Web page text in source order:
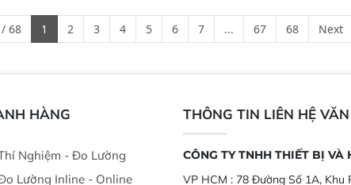
xưởng sản
đồng
nghiêm ngặt.  Cam kết: Mang lại
khả năng theo dõi thông số theo
đa thành phần
đơn giản, mọi
68 1 2 3 4 5 6 7 ... 67 68 Next
HÀNG
Nghiệm - Đo Lường
Lường Inline - Online
THÔNG TIN LIÊN HỆ
CÔNG TY TNHH THIẾT BỊ
VP HCM : 78 Đường Số 1A, Khu